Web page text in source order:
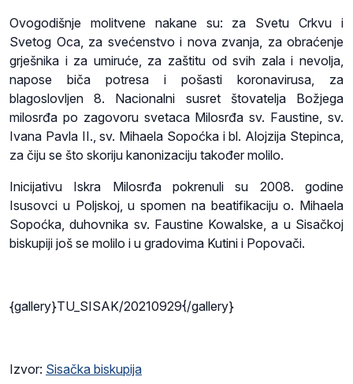
Ovogodišnje molitvene nakane su: za Svetu Crkvu i
Svetog Oca, za svećenstvo i nova zvanja, za obraćenje
grješnika i za umiruće, za zaštitu od svih zala i nevolja,
napose biča potresa i pošasti koronavirusa, za
blagoslovljen 8. Nacionalni susret štovatelja Božjega
milosrđa po zagovoru svetaca Milosrđa sv. Faustine, sv.
Ivana Pavla II., sv. Mihaela Sopoćka i bl. Alojzija Stepinca,
za čiju se što skoriju kanonizaciju također molilo.
Inicijativu Iskra Milosrđa pokrenuli su 2008. godine
Isusovci u Poljskoj, u spomen na beatifikaciju o. Mihaela
Sopoćka, duhovnika sv. Faustine Kowalske, a u Sisačkoj
biskupiji još se molilo i u gradovima Kutini i Popovači.
{gallery}TU_SISAK/20210929{/gallery}
Izvor: Sisačka biskupija